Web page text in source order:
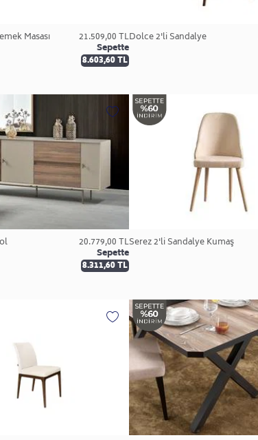
Masası 21.509,00 TL
Sepette
8.603,60 TL
Dolce 2'li Sandalye
20.779,00 TL
Sepette
8.311,60 TL
Serez 2'li Sandalye Kumaş